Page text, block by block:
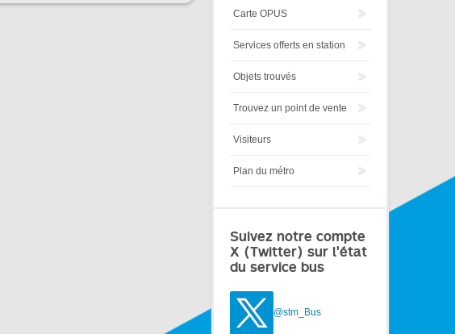
Carte OPUS
Services offerts en station
Objets trouvés
Trouvez un point de vente
Visiteurs
Plan du métro
Suivez notre compte
X (Twitter) sur l'état
du service bus
@stm_Bus